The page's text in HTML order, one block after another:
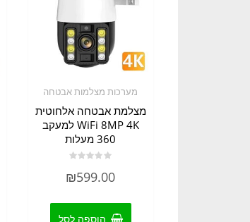
מערכות מצלמות אבטחה
מצלמת אבטחה אלחוטית
WiFi 8MP 4K למעקב
360 מעלות
0
₪599.00
הוספה לסל